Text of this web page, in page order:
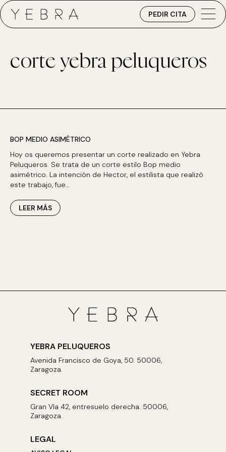
PEDIR CITA
corte yebra peluqueros
BOP MEDIO ASIMÉTRICO
Hoy os queremos presentar un corte realizado en Yebra
Peluqueros. Se trata de un corte estilo Bop medio
asimétrico. La intención de Hector, el estilista que realizó
este trabajo, fue…
LEER MÁS
LEGAL
YEBRA PELUQUEROS
Avenida Francisco de Goya, 50. 50006,
Zaragoza.
SECRET ROOM
Gran Vía 42, entresuelo derecha. 50006,
Zaragoza.